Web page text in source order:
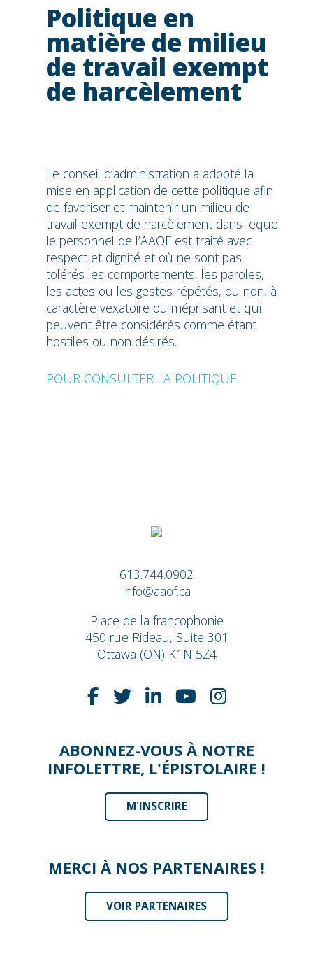
Politique en
matière de milieu
de travail exempt
de harcèlement
Le conseil d’administration a adopté la
mise en application de cette politique afin
de favoriser et maintenir un milieu de
travail exempt de harcèlement dans lequel
le personnel de l’AAOF est traité avec
respect et dignité et où ne sont pas
tolérés les comportements, les paroles,
les actes ou les gestes répétés, ou non, à
caractère vexatoire ou méprisant et qui
peuvent être considérés comme étant
hostiles ou non désirés.
POUR CONSULTER LA POLITIQUE
613.744.0902
info@aaof.ca
Place de la francophonie
450 rue Rideau, Suite 301
Ottawa (ON) K1N 5Z4
ABONNEZ-VOUS À NOTRE
INFOLETTRE, L'ÉPISTOLAIRE !
M'INSCRIRE
MERCI À NOS PARTENAIRES !
VOIR PARTENAIRES